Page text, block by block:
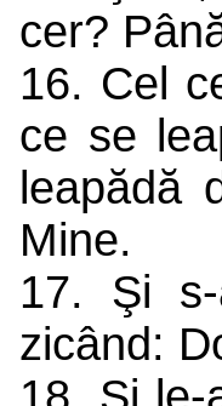
cer?
16. Cel
ce se
leapădă
Mine.
17. Şi
zicând: